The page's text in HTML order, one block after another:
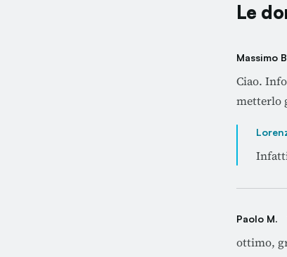
Le
Massimo
Ciao.
metterlo
Paolo M.
ottimo,